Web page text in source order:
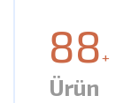
88+
Ürün